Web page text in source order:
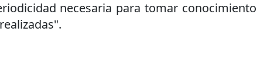
necesaria para tomar conocimiento